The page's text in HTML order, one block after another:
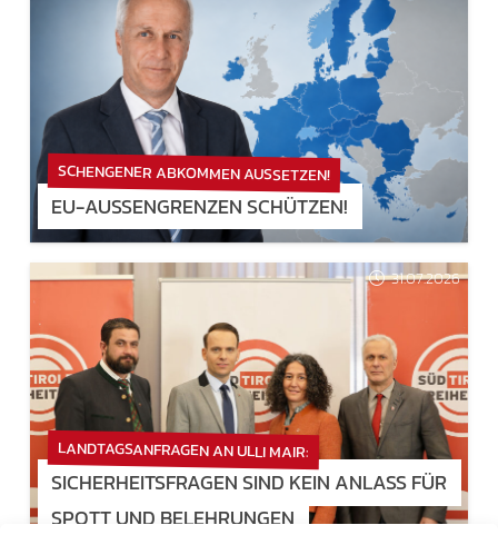
SCHENGENER ABKOMMEN AUSSETZEN!
EU-AUSSENGRENZEN SCHÜTZEN!
31.07.2026
LANDTAGSANFRAGEN AN ULLI MAIR:
SICHERHEITSFRAGEN SIND KEIN ANLASS FÜR
SPOTT UND BELEHRUNGEN